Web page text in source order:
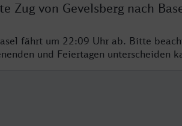
Zug von Gevelsberg nach
fährt um 22:09 Uhr ab. Bitte
und Feiertagen unterscheiden